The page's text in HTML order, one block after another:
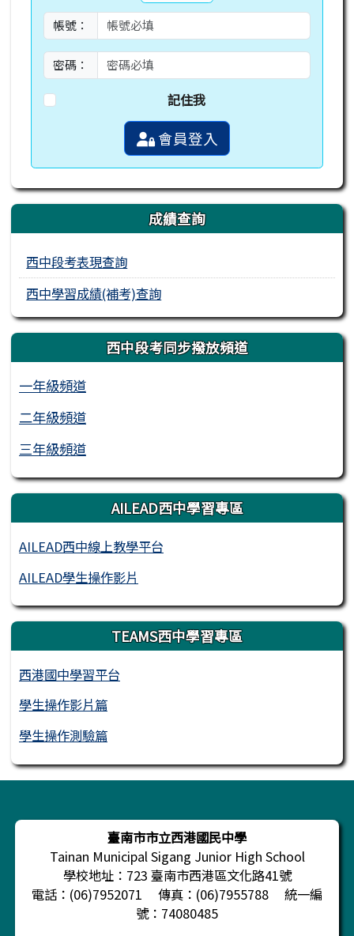
帳號：
密碼：
記住我
會員登入
成績查詢
西中段考表現查詢
西中學習成績(補考)查詢
西中段考同步撥放頻道
一年級頻道
二年級頻道
三年級頻道
AILEAD西中學習專區
AILEAD西中線上教學平台
AILEAD學生操作影片
TEAMS西中學習專區
西港國中學習平台
學生操作影片篇
學生操作測驗篇
臺南市市立西港國民中學
Tainan Municipal Sigang Junior High School
學校地址：723 臺南市西港區文化路41號
電話：(06)7952071 傳真：(06)7955788 統一編
號：74080485